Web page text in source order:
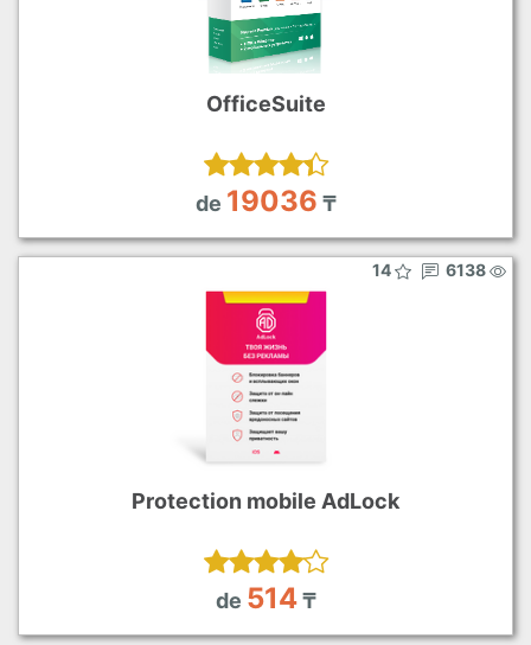
OfficeSuite
de 19036 ₸
14 6138
Protection mobile AdLock
de 514 ₸